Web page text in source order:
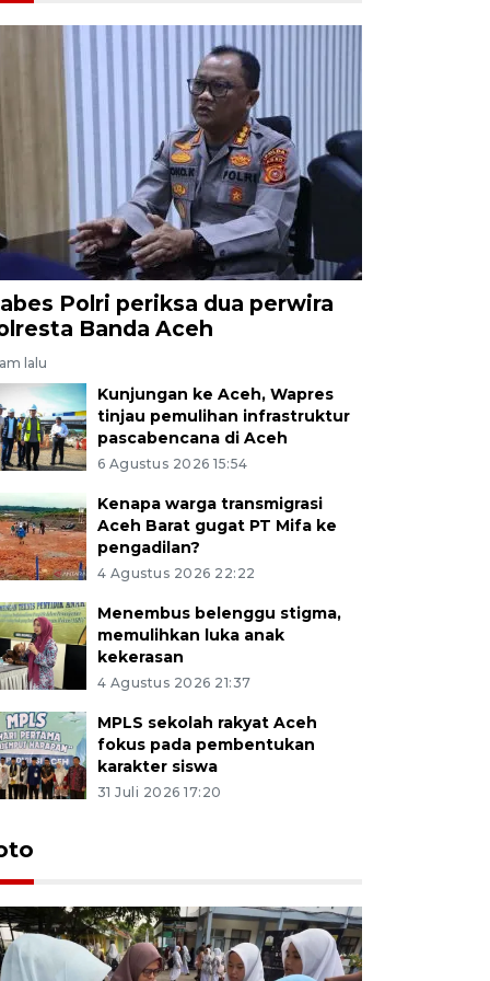
Polri periksa dua perwira
Banda Aceh
lalu
Kunjungan ke Aceh, Wapres
tinjau pemulihan infrastruktur
pascabencana di Aceh
6 Agustus 2026 15:54
Kenapa warga transmigrasi
Aceh Barat gugat PT Mifa ke
pengadilan?
4 Agustus 2026 22:22
Menembus belenggu stigma,
memulihkan luka anak
kekerasan
4 Agustus 2026 21:37
MPLS sekolah rakyat Aceh
fokus pada pembentukan
karakter siswa
31 Juli 2026 17:20